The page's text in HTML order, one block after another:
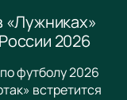
«Лужниках»
2026
футболу 2026
встретится